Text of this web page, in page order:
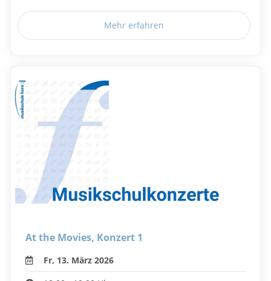
Mehr erfahren
At the Movies, Konzert 1
Fr, 13. März 2026